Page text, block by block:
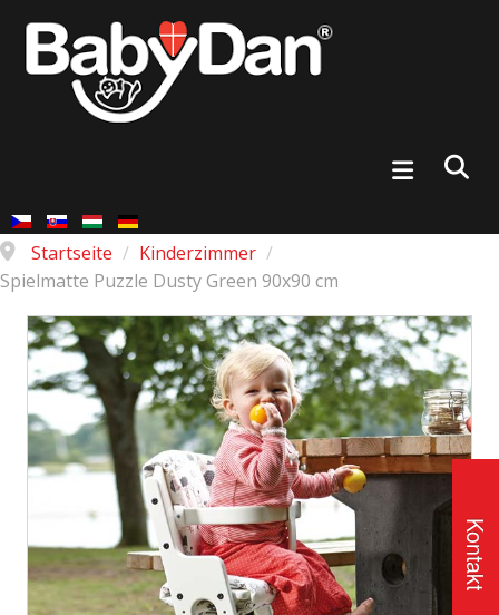
Startseite / Kinderzimmer /
Spielmatte Puzzle Dusty Green 90x90 cm
Kontakt